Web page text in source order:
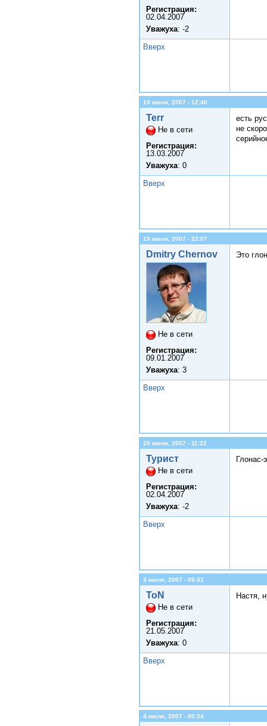
Регистрация:
02.04.2007
Уважуха: -2
Вверх
19 июня, 2007 - 12:40
Terr
Не в сети
Регистрация:
13.03.2007
Уважуха: 0
есть
не
Вверх
19 июня, 2007 - 22:07
Dmitry Chernov
Не в сети
Регистрация:
09.01.2007
Уважуха: 3
Это
Вверх
20 июня, 2007 - 11:22
Турист
Не в сети
Регистрация:
02.04.2007
Уважуха: -2
Глонас-
Вверх
3 июля, 2007 - 09:41
ToN
Не в сети
Регистрация:
21.05.2007
Уважуха: 0
Настя,
Вверх
4 июля, 2007 - 00:24